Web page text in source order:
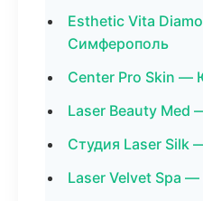
Esthetic Vita
Симферополь
Center Pro Skin
Laser Beauty Med
Студия Laser Silk
Laser Velvet Spa